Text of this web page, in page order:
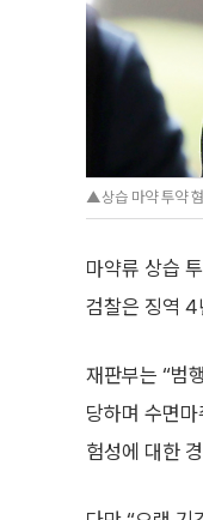
▲상습 마약 투약
마약류 상습
검찰은 징역 4
재판부는 “범
당하며 수면
험성에 대한